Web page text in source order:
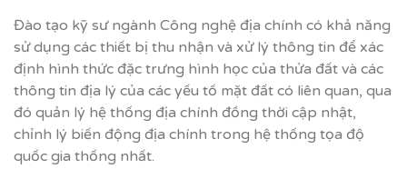
Đào tạo kỹ sư ngành Công nghệ địa chính có khả năng
sử dụng các thiết bị thu nhận và xử lý thông tin để xác
định hình thức đặc trưng hình học của thửa đất và các
thông tin địa lý của các yếu tố mặt đất có liên quan, qua
đó quản lý hệ thống địa chính đồng thời cập nhật,
chỉnh lý biến động địa chính trong hệ thống tọa độ
quốc gia thống nhất.